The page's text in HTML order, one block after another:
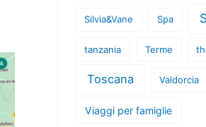
Silvia&Vane Spa
tanzania Terme
Toscana Valdorcia
Viaggi per famiglie